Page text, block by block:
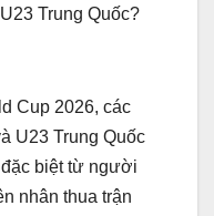
Trung Quốc?
Cup 2026, các
U23 Trung Quốc
biệt từ người
nhân thua trận